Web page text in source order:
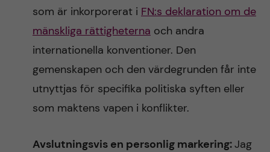
som är inkorporerat i FN:s deklaration om de
mänskliga rättigheterna och andra
internationella konventioner. Den
gemenskapen och den värdegrunden får inte
utnyttjas för specifika politiska syften eller
som maktens vapen i konflikter.
Avslutningsvis en personlig markering:Jag